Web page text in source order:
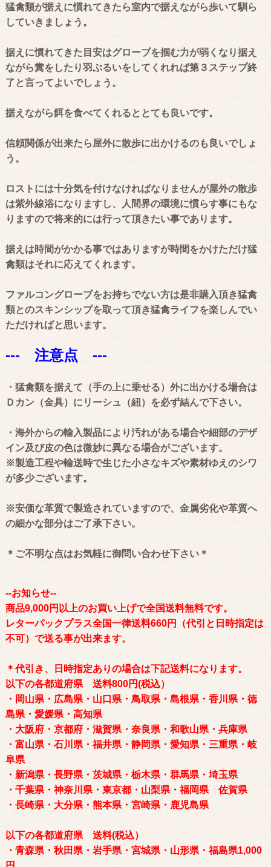
猛禽類が据えに慣れてきたら室内で据えながら歩いて馴ら
していきましょう。
据えに慣れてきた目安はグローブを掴む力が弱くなり据え
ながら糞をしたり羽ぶるいをしてくれれば第３ステップ終
了と言ってよいでしょう。
据えながら餌を食べてくれるととても良いです。
信頼関係が出来たら屋外に散歩に出かけるのも良いでしょ
う。
ロストには十分気を付けなければなりませんが屋外の散歩
は紫外線浴になりますし、人間界の環境に慣らす事にもな
りますので将来的には行って頂きたい事であります。
据えは時間がかかる事ではありますが時間をかけただけ猛
禽類はそれに応えてくれます。
ファルコングローブをお持ちでない方は是非購入頂き猛禽
類とのスキンシップを取って頂き猛禽ライフを楽しんでい
ただければと思います。
--- 注意点 ---
・猛禽類を据えて（手の上に乗せる）外に出かける場合は
Ｄカン（金具）にリーシュ（紐）を必ず結んで下さい。
・海外からの輸入製品により汚れがある場合や細部のデザ
イン及び皮の色は微妙に異なる場合がございます。
※製造工程や輸送時で生じた小さなキズや素材ゆえのシワ
が多少ございます。
※安価な革質で製造されていますので、金属劣化や革質へ
の細かな部分はご了承下さい。
＊ご不明な点はお気軽に御問い合わせ下さい＊
--お知らせ--
商品9,000円以上のお買い上げで全国送料無料です。
レターパックプラス全国一律送料660円（代引と日時指定は
不可）で送る事が出来ます。
＊代引き、日時指定ありの場合は下記送料になります。
以下の各都道府県 送料800円(税込）
・岡山県・広島県・山口県・鳥取県・島根県・香川県・徳
島県・愛媛県・高知県
・大阪府・京都府・滋賀県・奈良県・和歌山県・兵庫県
・富山県・石川県・福井県・静岡県・愛知県・三重県・岐
阜県
・新潟県・長野県・茨城県・栃木県・群馬県・埼玉県
・千葉県・神奈川県・東京都・山梨県・福岡県 佐賀県
・長崎県・大分県・熊本県・宮崎県・鹿児島県
以下の各都道府県 送料(税込）
・青森県・秋田県・岩手県・宮城県・山形県・福島県1,000